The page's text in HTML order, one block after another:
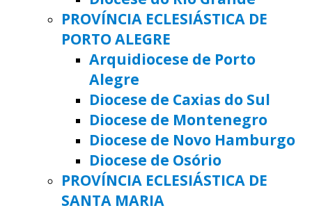
PROVÍNCIA ECLESIÁSTICA DE
PORTO ALEGRE
Arquidiocese de Porto
Alegre
Diocese de Caxias do Sul
Diocese de Montenegro
Diocese de Novo Hamburgo
Diocese de Osório
PROVÍNCIA ECLESIÁSTICA DE
SANTA MARIA